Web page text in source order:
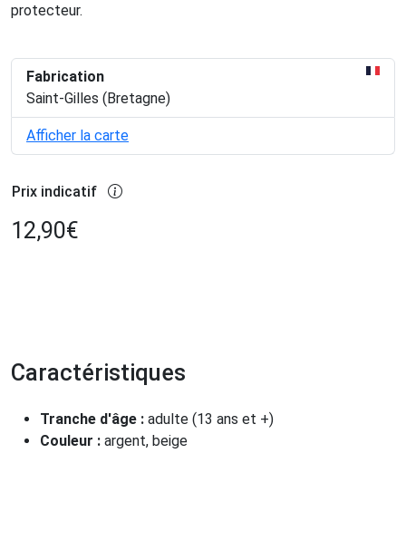
protecteur.
Fabrication
Saint-Gilles (Bretagne)
Afficher la carte
Prix indicatif
12,90€
Caractéristiques
Tranche d'âge : adulte (13 ans et +)
Couleur : argent, beige